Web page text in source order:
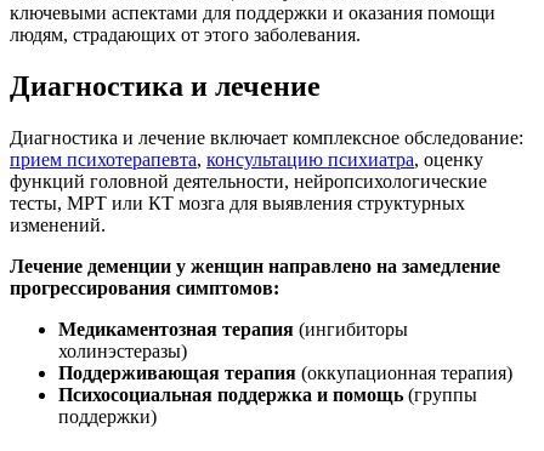
ключевыми аспектами для поддержки и оказания помощи
людям, страдающих от этого заболевания.
Диагностика и лечение
Диагностика и лечение включает комплексное обследование:
прием психотерапевта, консультацию психиатра, оценку
функций головной деятельности, нейропсихологические
тесты, МРТ или КТ мозга для выявления структурных
изменений.
Лечение деменции у женщин направлено на замедление
прогрессирования симптомов:
Медикаментозная терапия (ингибиторы
холинэстеразы)
Поддерживающая терапия (оккупационная терапия)
Психосоциальная поддержка и помощь (группы
поддержки)